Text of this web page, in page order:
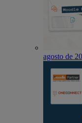
agosto de